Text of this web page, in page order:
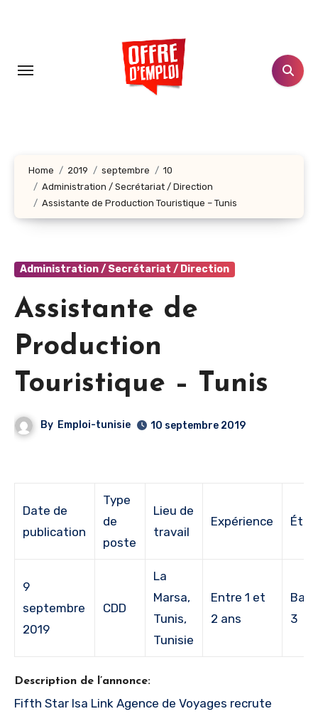
principal
Home 2019 septembre
10
Administration / Secrétariat / Direction
Assistante de Production Touristique – Tunis
Administration / Secrétariat / Direction
Assistante de
Production
Touristique – Tunis
By Emploi-tunisie 10 septembre 2019
Date de
publication
Type
de
poste
Lieu de
travail
Expérience
9
septembre
2019
CDD
La
Marsa,
Tunis,
Tunisie
Entre 1 et
2 ans
Bac
3
Description de l’annonce:
Fifth Star Isa Link Agence de Voyages recrute